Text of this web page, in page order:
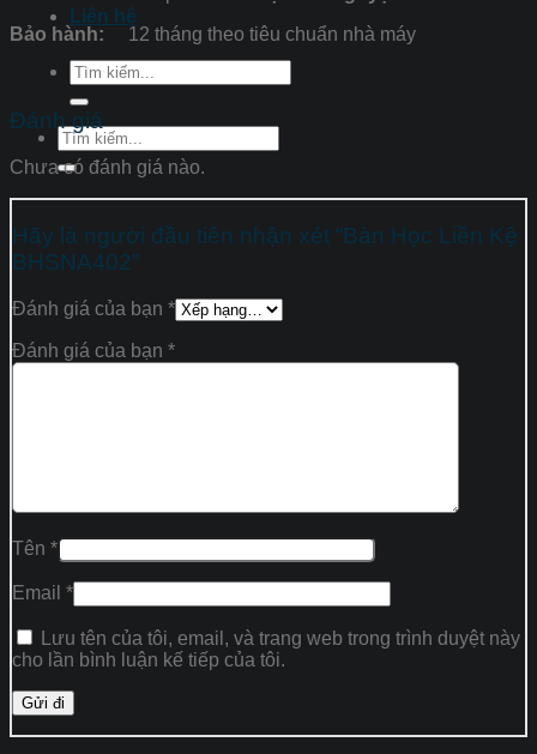
Liên hệ
Tìm
kiếm:
Tìm
kiếm:
Bảo hành:
12 tháng theo tiêu chuẩn nhà máy
Đánh giá
Chưa có đánh giá nào.
Hãy là người đầu tiên nhận xét “Bàn Học Liền Kệ
BHSNA402”
Đánh giá của bạn *
Đánh giá của bạn *
Tên *
Email *
Lưu tên của tôi, email, và trang web trong trình duyệt này
cho lần bình luận kế tiếp của tôi.